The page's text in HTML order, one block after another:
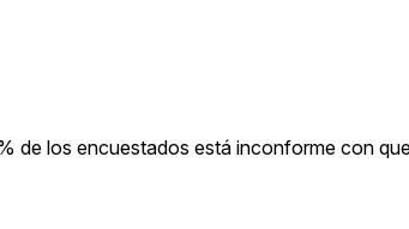
de los encuestados está inconforme con